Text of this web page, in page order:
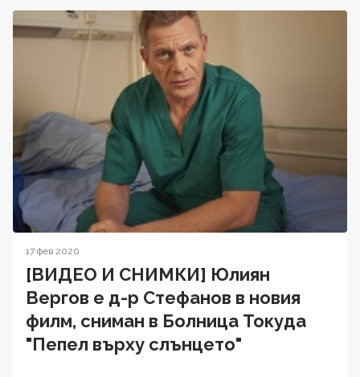
17 фев 2020
[ВИДЕО И СНИМКИ] Юлиян
Вергов е д-р Стефанов в новия
филм, сниман в Болница Токуда
"Пепел върху слънцето"